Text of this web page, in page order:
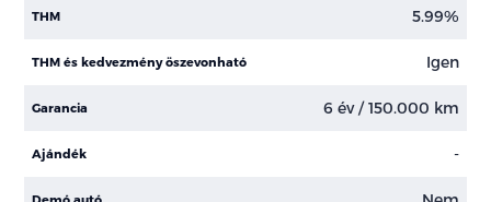
THM 5.99%
THM és kedvezmény öszevonható Igen
Garancia 6 év / 150.000 km
Ajándék -
Demó autó